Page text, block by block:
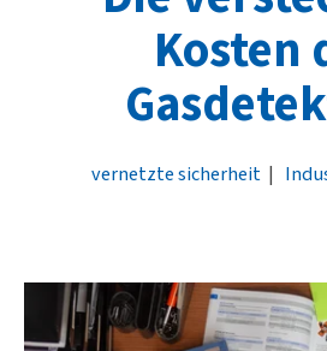
Kosten
vernetzte sicherheit |